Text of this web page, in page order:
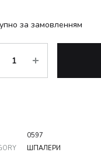
за замовленням
0597
ШПАЛЕРИ